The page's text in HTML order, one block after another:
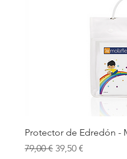
Protector de Edredón -
Precio
79,00 € Precio de oferta
39,50 €